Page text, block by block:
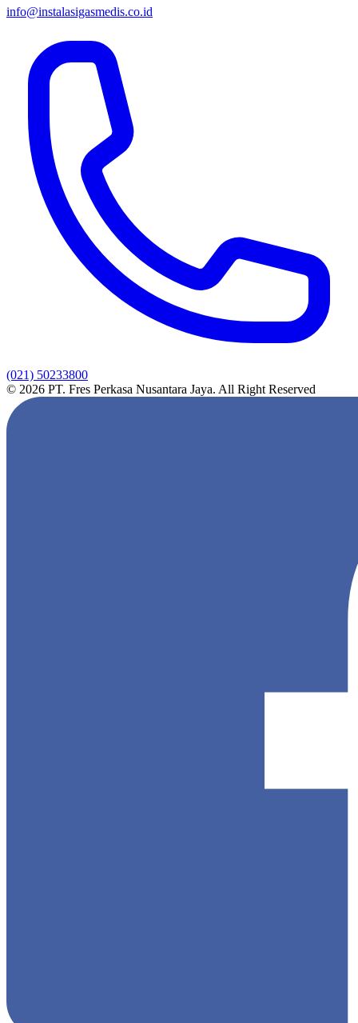
info@instalasigasmedis.co.id
(021) 50233800
© 2026 PT. Fres Perkasa Nusantara Jaya. All Right Reserved